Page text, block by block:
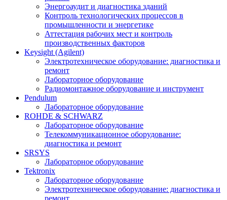
Энергоаудит и диагностика зданий
Контроль технологических процессов в
промышленности и энергетике
Аттестация рабочих мест и контроль
производственных факторов
Keysight (Agilent)
Электротехническое оборудование: диагностика и
ремонт
Лабораторное оборудование
Радиомонтажное оборудование и инструмент
Pendulum
Лабораторное оборудование
ROHDE & SCHWARZ
Лабораторное оборудование
Телекоммуникационное оборудование:
диагностика и ремонт
SRSYS
Лабораторное оборудование
Tektronix
Лабораторное оборудование
Электротехническое оборудование: диагностика и
ремонт